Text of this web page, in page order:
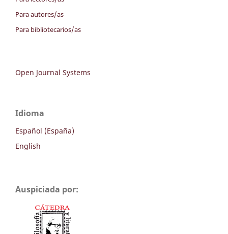
Para autores/as
Para bibliotecarios/as
Open Journal Systems
Idioma
Español (España)
English
Auspiciada por: